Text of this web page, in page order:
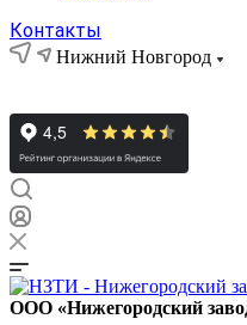
Контакты
Нижний Новгород
ООО «Нижегородский